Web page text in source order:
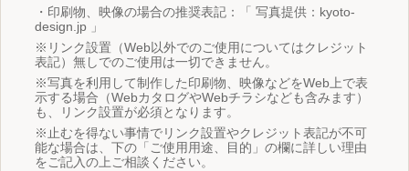
・印刷物、映像の場合の推奨表記：「 写真提供：kyoto-
design.jp 」
※リンク設置（Web以外でのご使用についてはクレジット
表記）無しでのご使用は一切できません。
※写真を利用して制作した印刷物、映像などをWeb上で表
示する場合（WebカタログやWebチラシなども含みます）
も、リンク設置が必須となります。
※止むを得ない事情でリンク設置やクレジット表記が不可
能な場合は、下の「ご使用用途、目的」の欄に詳しい理由
をご記入の上ご相談ください。